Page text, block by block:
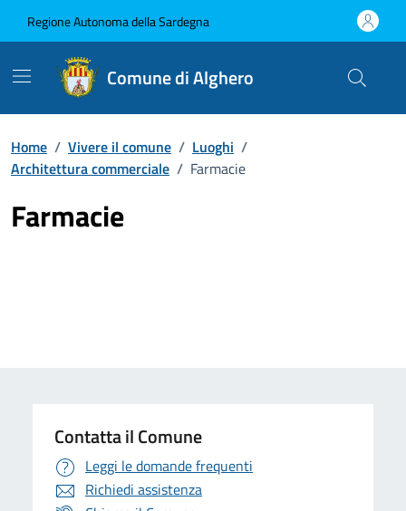
Regione Autonoma della Sardegna
Comune di Alghero
Home / Vivere il comune / Luoghi /
Architettura commerciale / Farmacie
Farmacie
Contatta il Comune
Leggi le domande frequenti
Richiedi assistenza